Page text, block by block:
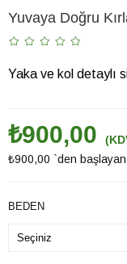
Yuvaya Doğru
Yaka ve kol detaylı
₺900,00
₺900,00 `den
BEDEN